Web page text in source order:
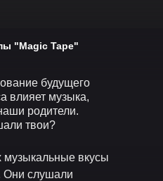
"Magic Tape"
будущего
влияет музыка,
родители.
твои?
музыкальные вкусы
Они слушали